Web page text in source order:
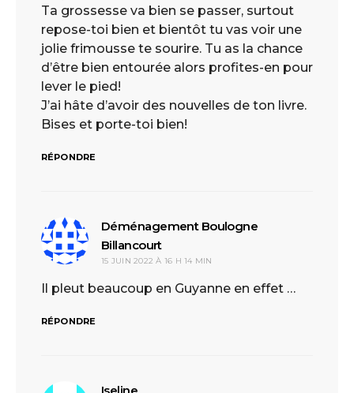
Ta grossesse va bien se passer, surtout
repose-toi bien et bientôt tu vas voir une
jolie frimousse te sourire. Tu as la chance
d’être bien entourée alors profites-en pour
lever le pied!
J’ai hâte d’avoir des nouvelles de ton livre.
Bises et porte-toi bien!
RÉPONDRE
Déménagement Boulogne
Billancourtdit :
15 JUIN 2022 À 16 H 14 MIN
Il pleut beaucoup en Guyanne en effet …
RÉPONDRE
Iseline